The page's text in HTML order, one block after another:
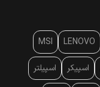
LENOVO
MSI
اسپیکر اسپیلتر